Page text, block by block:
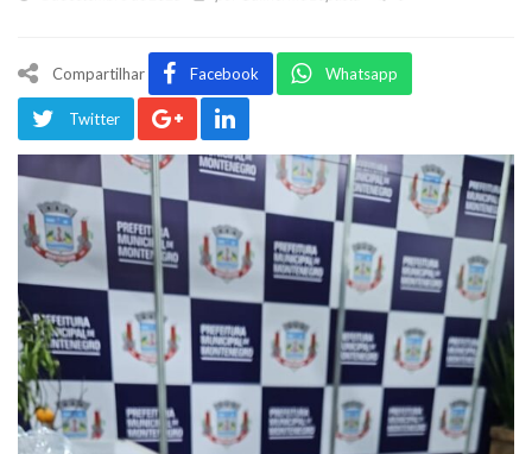
Compartilhar Facebook Whatsapp
Twitter